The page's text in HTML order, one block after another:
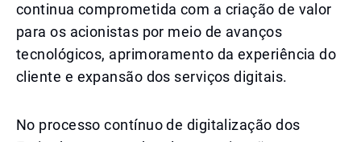
continua comprometida com a criação de valor
para os acionistas por meio de avanços
tecnológicos, aprimoramento da experiência do
cliente e expansão dos serviços digitais.
No processo contínuo de digitalização dos